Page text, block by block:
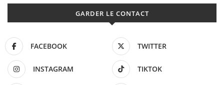
GARDER LE CONTACT
FACEBOOK TWITTER
INSTAGRAM TIKTOK